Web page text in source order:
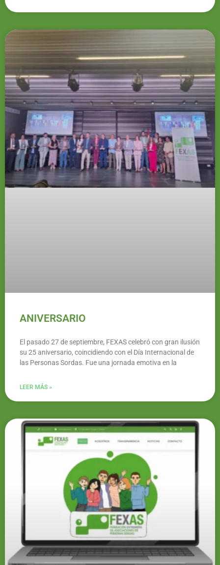
ANIVERSARIO
El pasado 27 de septiembre, FEXAS celebró con gran ilusión
su 25 aniversario, coincidiendo con el Día Internacional de
las Personas Sordas. Fue una jornada emotiva en la
LEER MÁS »